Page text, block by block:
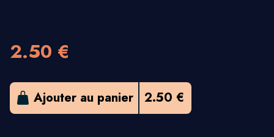
2.50 €
Ajouter au panier 2.50 €